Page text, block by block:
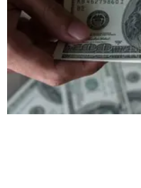
Sociedad y tiempo
libre
El tiempo